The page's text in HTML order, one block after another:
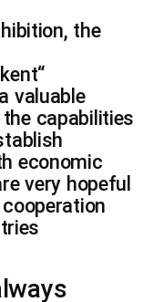
the
valuable
capabilities
economic
very hopeful